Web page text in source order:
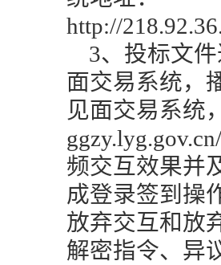
http://
3、投标文
面交易系统，
见面交易系统
频交互效果并
成登录签到操
放弃交互和放
解密指令、异